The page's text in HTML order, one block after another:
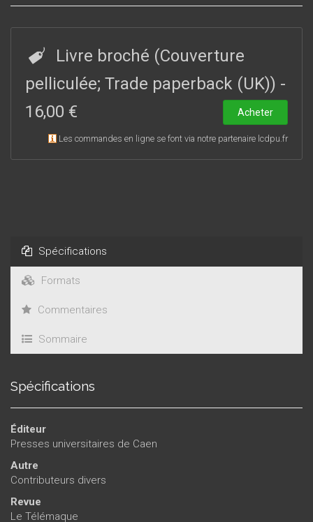
Livre broché (Couverture
pelliculée; Trade paperback (UK)) -
16,00 €
Acheter
Les commandes en ligne se font via notre partenaire lcdpu.fr
Spécifications
Formats
Commentaires
Sommaire
Spécifications
Éditeur
Presses universitaires de Caen
Autre
Contributeurs divers
Revue
Le Télémaque